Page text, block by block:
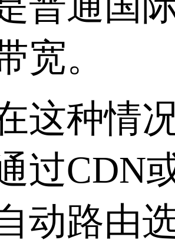
宽。
种情况
过CDN
动路由